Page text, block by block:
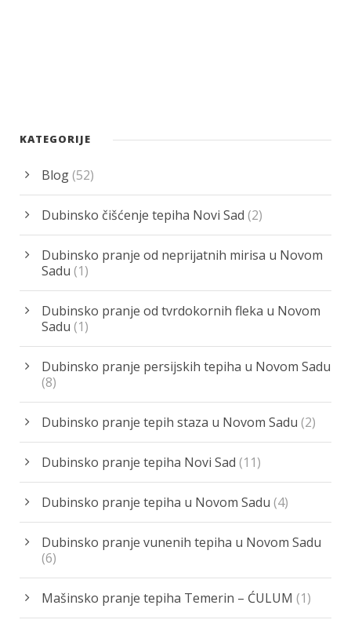
KATEGORIJE
Blog(52)
Dubinsko čišćenje tepiha Novi Sad (2)
Dubinsko pranje od neprijatnih mirisa u Novom
Sadu (1)
Dubinsko pranje od tvrdokornih fleka u Novom
Sadu (1)
Dubinsko pranje persijskih tepiha u Novom Sadu
(8)
Dubinsko pranje tepih staza u Novom Sadu (2)
Dubinsko pranje tepiha Novi Sad (11)
Dubinsko pranje tepiha u Novom Sadu (4)
Dubinsko pranje vunenih tepiha u Novom Sadu
(6)
Mašinsko pranje tepiha Temerin – ĆULUM (1)